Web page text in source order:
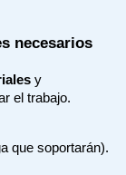
necesarios
y
el trabajo.
que soportarán).